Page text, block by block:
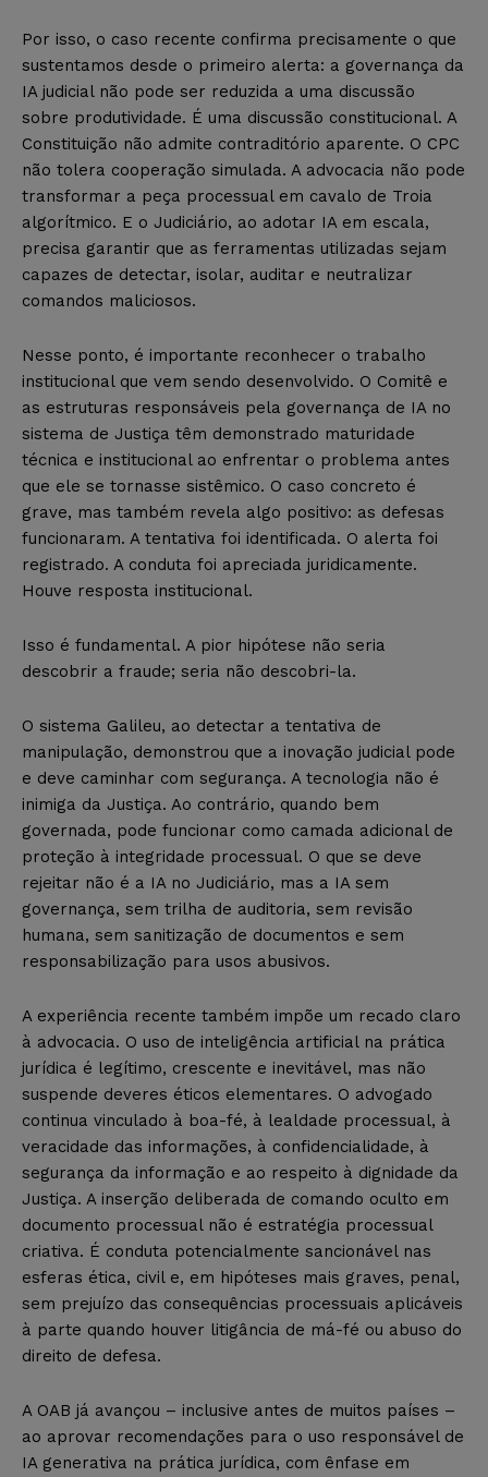
Por isso, o caso recente confirma precisamente o que
sustentamos desde o primeiro alerta: a governança da
IA judicial não pode ser reduzida a uma discussão
sobre produtividade. É uma discussão constitucional. A
Constituição não admite contraditório aparente. O CPC
não tolera cooperação simulada. A advocacia não pode
transformar a peça processual em cavalo de Troia
algorítmico. E o Judiciário, ao adotar IA em escala,
precisa garantir que as ferramentas utilizadas sejam
capazes de detectar, isolar, auditar e neutralizar
comandos maliciosos.
Nesse ponto, é importante reconhecer o trabalho
institucional que vem sendo desenvolvido. O Comitê e
as estruturas responsáveis pela governança de IA no
sistema de Justiça têm demonstrado maturidade
técnica e institucional ao enfrentar o problema antes
que ele se tornasse sistêmico. O caso concreto é
grave, mas também revela algo positivo: as defesas
funcionaram. A tentativa foi identificada. O alerta foi
registrado. A conduta foi apreciada juridicamente.
Houve resposta institucional.
Isso é fundamental. A pior hipótese não seria
descobrir a fraude; seria não descobri-la.
O sistema Galileu, ao detectar a tentativa de
manipulação, demonstrou que a inovação judicial pode
e deve caminhar com segurança. A tecnologia não é
inimiga da Justiça. Ao contrário, quando bem
governada, pode funcionar como camada adicional de
proteção à integridade processual. O que se deve
rejeitar não é a IA no Judiciário, mas a IA sem
governança, sem trilha de auditoria, sem revisão
humana, sem sanitização de documentos e sem
responsabilização para usos abusivos.
A experiência recente também impõe um recado claro
à advocacia. O uso de inteligência artificial na prática
jurídica é legítimo, crescente e inevitável, mas não
suspende deveres éticos elementares. O advogado
continua vinculado à boa-fé, à lealdade processual, à
veracidade das informações, à confidencialidade, à
segurança da informação e ao respeito à dignidade da
Justiça. A inserção deliberada de comando oculto em
documento processual não é estratégia processual
criativa. É conduta potencialmente sancionável nas
esferas ética, civil e, em hipóteses mais graves, penal,
sem prejuízo das consequências processuais aplicáveis
à parte quando houver litigância de má-fé ou abuso do
direito de defesa.
A OAB já avançou – inclusive antes de muitos países –
ao aprovar recomendações para o uso responsável de
IA generativa na prática jurídica, com ênfase em